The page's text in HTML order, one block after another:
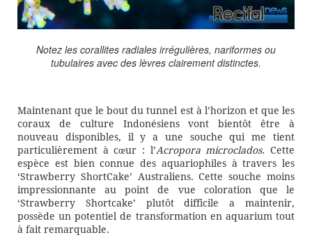
Notez les corallites radiales irrégulières, nariformes ou
tubulaires avec des lèvres clairement distinctes.
Maintenant que le bout du tunnel est à l’horizon et que les
coraux de culture Indonésiens vont bientôt être à
nouveau disponibles, il y a une souche qui me tient
particulièrement à cœur : l’Acropora microclados. Cette
espèce est bien connue des aquariophiles à travers les
‘Strawberry ShortCake’ Australiens. Cette souche moins
impressionnante au point de vue coloration que le
‘Strawberry Shortcake’ plutôt difficile a maintenir,
possède un potentiel de transformation en aquarium tout
à fait remarquable.